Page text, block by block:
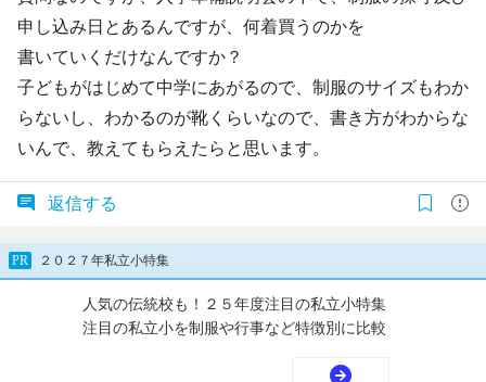
申し込み日とあるんですが、何着買うのかを
書いていくだけなんですか？
子どもがはじめて中学にあがるので、制服のサイズもわか
らないし、わかるのが靴くらいなので、書き方がわからな
いんで、教えてもらえたらと思います。
返信する